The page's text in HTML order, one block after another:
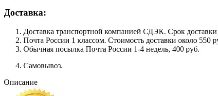
Доставка:
Доставка транспортной компанией СДЭК. Срок
Почта России 1 классом. Cтоимость доставки около 550
Обычная посылка Почта России 1-4 недель, 400 руб.
Самовывоз.
Описание